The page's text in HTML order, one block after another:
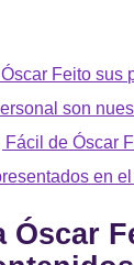
Feito sus
son
Fácil de Óscar
en
Óscar